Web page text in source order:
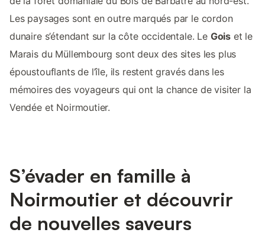
Les paysages sont en outre marqués par le cordon
dunaire s’étendant sur la côte occidentale. Le Gois et le
Marais du Müllembourg sont deux des sites les plus
époustouflants de l’île, ils restent gravés dans les
mémoires des voyageurs qui ont la chance de visiter la
Vendée et Noirmoutier.
S’évader en famille à
Noirmoutier et découvrir
de nouvelles saveurs